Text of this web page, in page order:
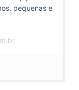
pequenas e